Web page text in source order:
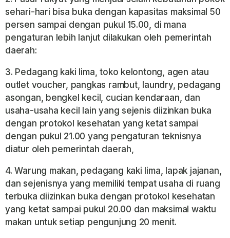
sehari-hari bisa buka dengan kapasitas maksimal 50
persen sampai dengan pukul 15.00, di mana
pengaturan lebih lanjut dilakukan oleh pemerintah
daerah:
3. Pedagang kaki lima, toko kelontong, agen atau
outlet voucher, pangkas rambut, laundry, pedagang
asongan, bengkel kecil, cucian kendaraan, dan
usaha-usaha kecil lain yang sejenis diizinkan buka
dengan protokol kesehatan yang ketat sampai
dengan pukul 21.00 yang pengaturan teknisnya
diatur oleh pemerintah daerah,
4. Warung makan, pedagang kaki lima, lapak jajanan,
dan sejenisnya yang memiliki tempat usaha di ruang
terbuka diizinkan buka dengan protokol kesehatan
yang ketat sampai pukul 20.00 dan maksimal waktu
makan untuk setiap pengunjung 20 menit.